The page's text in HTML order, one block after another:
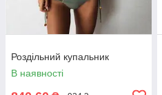
Роздільний купальник
В наявності